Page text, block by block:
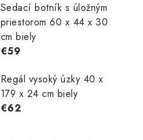
Sedací botník s úložným
priestorom 60 x 44 x 30
cm biely
€59
Regál vysoký úzky 40 x
179 x 24 cm biely
€62